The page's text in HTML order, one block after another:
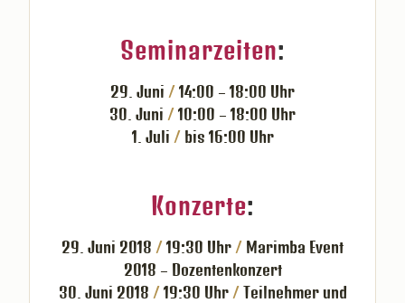
Seminarzeiten:
29. Juni /14:00 – 18:00 Uhr
30. Juni /10:00 – 18:00 Uhr
1. Juli /bis 16:00 Uhr
Konzerte:
29. Juni 2018 /19:30 Uhr / Marimba Event
2018 – Dozentenkonzert
30. Juni 2018 /19:30 Uhr /Teilnehmer und